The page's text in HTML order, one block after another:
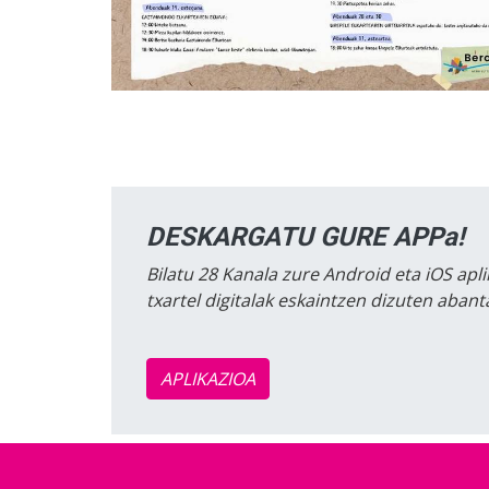
DESKARGATU GURE APPa!
Bilatu 28 Kanala zure Android eta iOS
txartel digitalak eskaintzen dizuten
APLIKAZIOA